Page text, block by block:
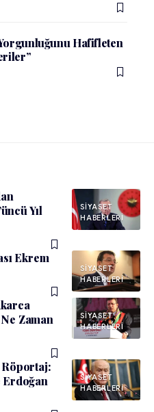
Yorgunluğunu Hafifleten
SIYASET
HABERLERI
Yıl
SIYASET
HABERLERI
Ekrem
SIYASET
HABERLERI
Zaman
SIYASET
HABERLERI
Röportaj:
Erdoğan